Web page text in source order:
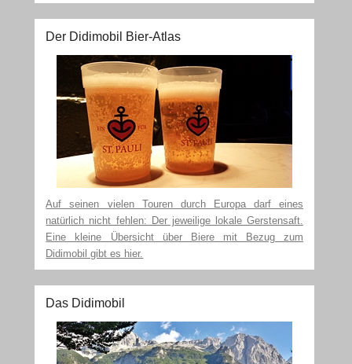
Der Didimobil Bier-Atlas
Auf seinen vielen Touren durch Europa darf eines
natürlich nicht fehlen: Der jeweilige lokale Gerstensaft.
Eine kleine Übersicht über Biere mit Bezug zum
Didimobil gibt es hier.
Das Didimobil